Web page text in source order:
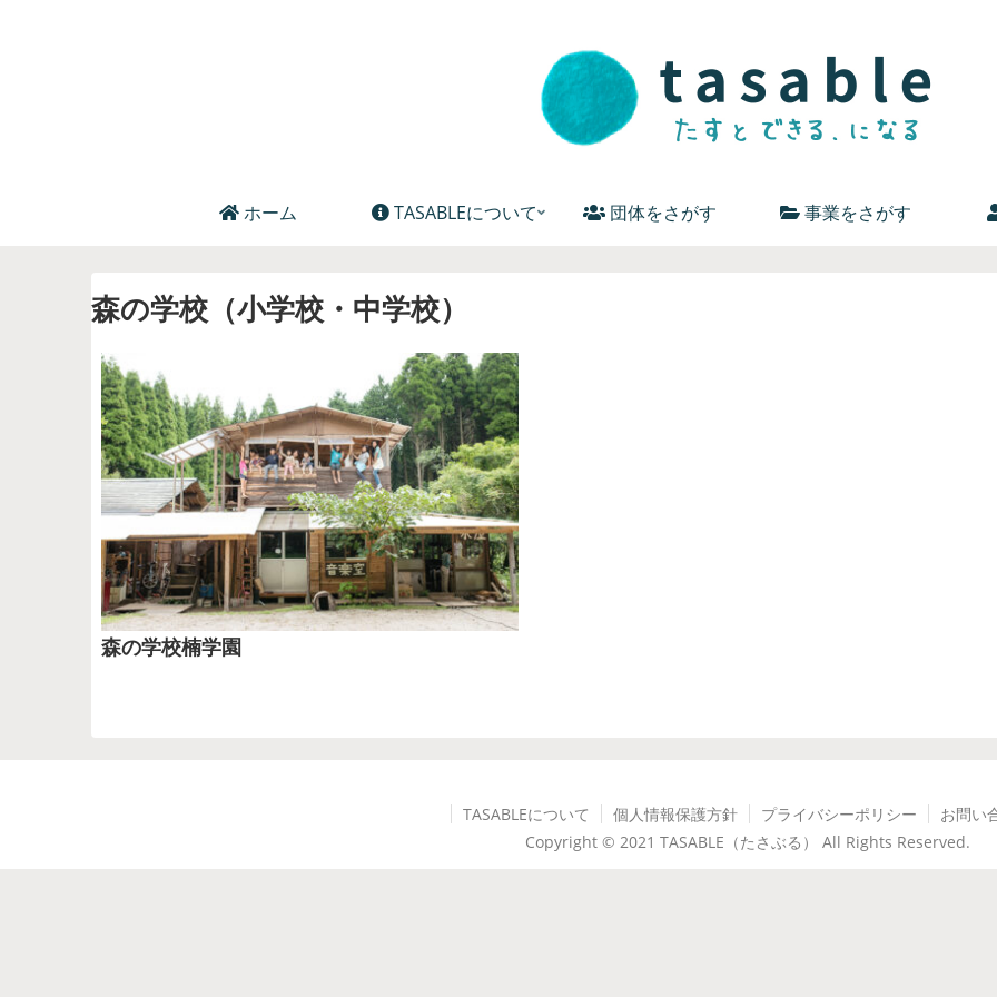
ホーム TASABLEについて 団体をさがす 事業をさがす
森の学校（小学校・中学校）
森の学校楠学園
TASABLEについて 個人情報保護方針 プライバシーポリシー
お問い
Copyright © 2021 TASABLE（たさぶる） All Rights Reserved.